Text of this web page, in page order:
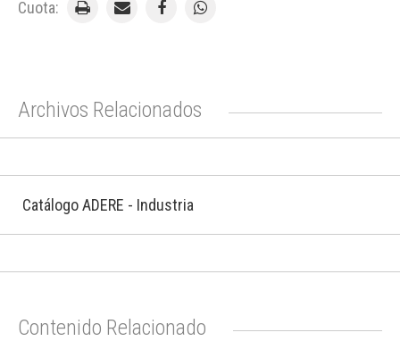
Cuota:
Archivos Relacionados
Catálogo ADERE - Industria
Contenido Relacionado